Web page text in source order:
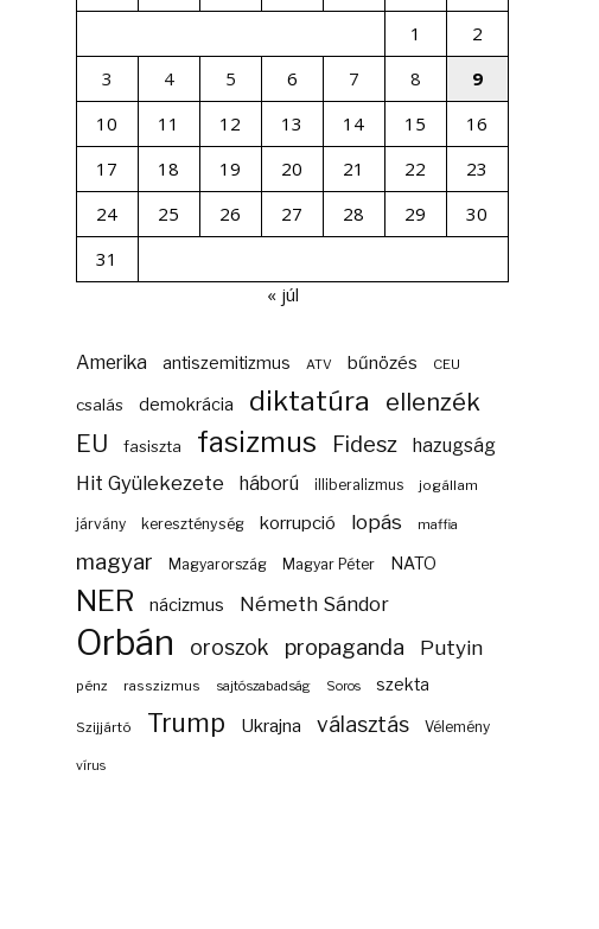
1
2
3
4 5 6 7 8
9
10
11 12 13 14 15
16
17
18 19 20 21 22
23
24
25 26 27 28 29
30
31
« júl
Amerika antiszemitizmus ATV bűnözés CEU
csalás demokrácia diktatúra ellenzék
EU fasiszta fasizmus Fidesz hazugság
Hit Gyülekezete háború illiberalizmus jogállam
járvány kereszténység korrupció lopás maffia
magyar Magyarország Magyar Péter NATO
NER nácizmus Németh Sándor
Orbán oroszok propaganda Putyin
pénz rasszizmus sajtószabadság Soros szekta
Szijjártó Trump Ukrajna választás Vélemény
vírus